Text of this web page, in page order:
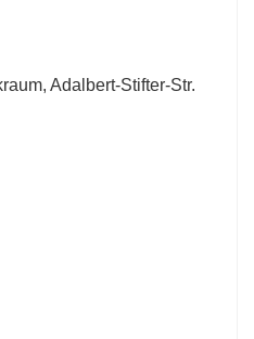
Adalbert-Stifter-Str.